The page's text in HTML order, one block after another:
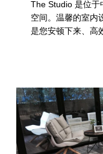
The Studio 是位于
空间。温馨的室内
是您安顿下来、高